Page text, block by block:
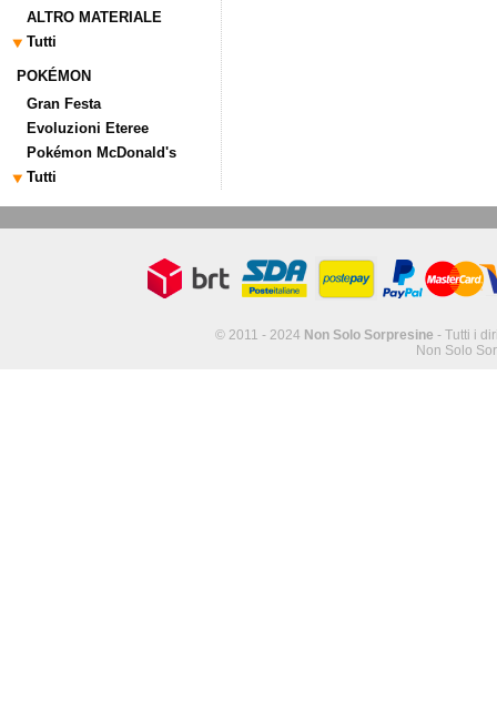
ALTRO MATERIALE
Tutti
POKÉMON
Gran Festa
Evoluzioni Eteree
Pokémon McDonald's
Tutti
© 2011 - 2024 Non Solo Sorpresine - Tutti i
Non Solo